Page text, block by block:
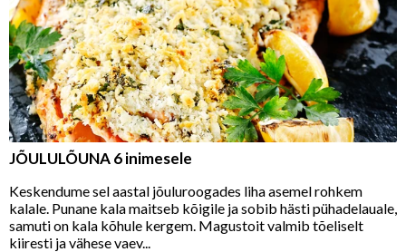
JÕULULÕUNA 6 inimesele
Keskendume sel aastal jõuluroogades liha asemel rohkem
kalale. Punane kala maitseb kõigile ja sobib hästi pühadelauale,
samuti on kala kõhule kergem. Magustoit valmib tõeliselt
kiiresti ja vähese vaev...